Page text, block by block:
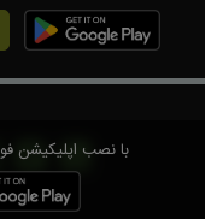
با نصب اپلیکیشن